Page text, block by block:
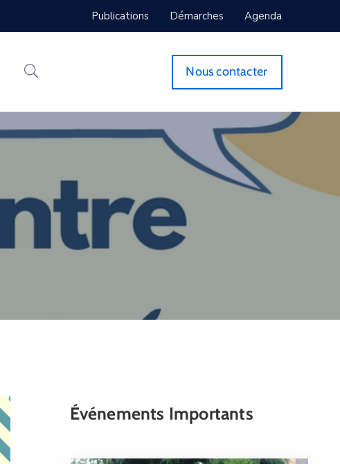
Publications Démarches Agenda
Nous contacter
Événements Importants